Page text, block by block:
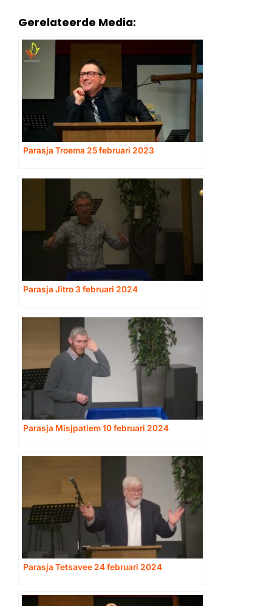
Gerelateerde Media:
Parasja Troema 25 februari 2023
Parasja Jitro 3 februari 2024
Parasja Misjpatiem 10 februari 2024
Parasja Tetsavee 24 februari 2024